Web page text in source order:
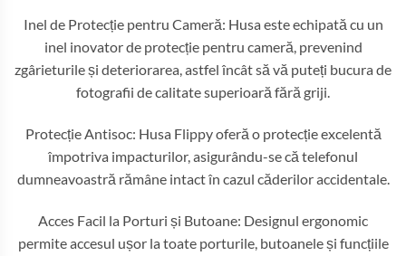
Inel de Protecție pentru Cameră: Husa este echipată cu un
inel inovator de protecție pentru cameră, prevenind
zgârieturile și deteriorarea, astfel încât să vă puteți bucura de
fotografii de calitate superioară fără griji.
Protecție Antisoc: Husa Flippy oferă o protecție excelentă
împotriva impacturilor, asigurându-se că telefonul
dumneavoastră rămâne intact în cazul căderilor accidentale.
Acces Facil la Porturi și Butoane: Designul ergonomic
permite accesul ușor la toate porturile, butoanele și funcțiile